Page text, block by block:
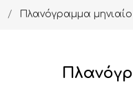
/ Πλανόγραμμα